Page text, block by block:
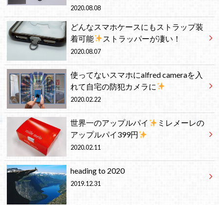
2020.08.08
どんなスマホケースにもストラップ装
着可能
ストラッパーが凄い！
2020.08.07
使ってないスマホにalfred cameraを入
れて自宅の防犯カメラに
2020.02.22
世界一のアップルパイ
ミレメーレの
アップルパイ399円
2020.02.11
heading to 2020
2019.12.31